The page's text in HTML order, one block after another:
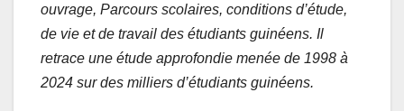
ouvrage, Parcours scolaires, conditions d’étude,
de vie et de travail des étudiants guinéens. Il
retrace une étude approfondie menée de 1998 à
2024 sur des milliers d’étudiants guinéens.